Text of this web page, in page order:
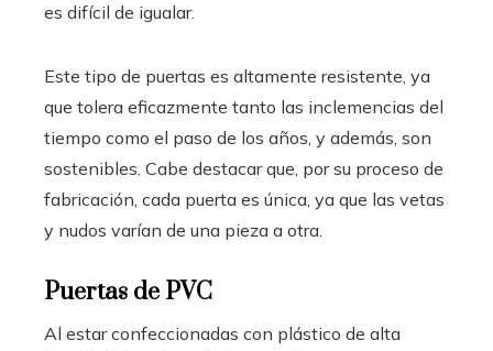
es difícil de igualar.
Este tipo de puertas es altamente resistente, ya
que tolera eficazmente tanto las inclemencias del
tiempo como el paso de los años, y además, son
sostenibles. Cabe destacar que, por su proceso de
fabricación, cada puerta es única, ya que las vetas
y nudos varían de una pieza a otra.
Puertas de PVC
Al estar confeccionadas con plástico de alta